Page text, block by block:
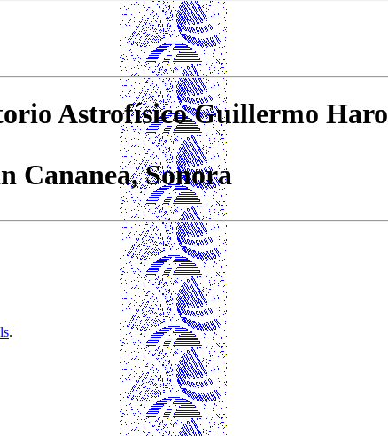
Astrofísico Guillermo Haro
Cananea, Sonora
.